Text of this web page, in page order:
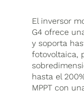
El inversor
G4 ofrece
y soporta
fotovoltaica,
hasta el
MPPT con